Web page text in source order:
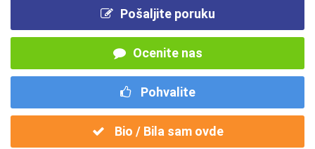
Pošaljite poruku
Ocenite nas
Pohvalite
Bio / Bila sam ovde